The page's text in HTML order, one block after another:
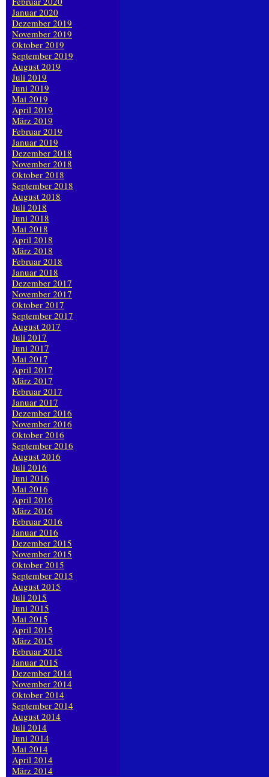
Januar 2020
Dezember 2019
November 2019
Oktober 2019
September 2019
August 2019
Juli 2019
Juni 2019
Mai 2019
April 2019
März 2019
Februar 2019
Januar 2019
Dezember 2018
November 2018
Oktober 2018
September 2018
August 2018
Juli 2018
Juni 2018
Mai 2018
April 2018
März 2018
Februar 2018
Januar 2018
Dezember 2017
November 2017
Oktober 2017
September 2017
August 2017
Juli 2017
Juni 2017
Mai 2017
April 2017
März 2017
Februar 2017
Januar 2017
Dezember 2016
November 2016
Oktober 2016
September 2016
August 2016
Juli 2016
Juni 2016
Mai 2016
April 2016
März 2016
Februar 2016
Januar 2016
Dezember 2015
November 2015
Oktober 2015
September 2015
August 2015
Juli 2015
Juni 2015
Mai 2015
April 2015
März 2015
Februar 2015
Januar 2015
Dezember 2014
November 2014
Oktober 2014
September 2014
August 2014
Juli 2014
Juni 2014
Mai 2014
April 2014
März 2014